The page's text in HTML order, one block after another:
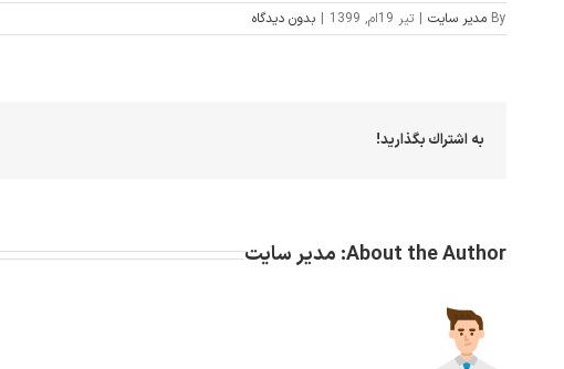
By مدیر سایت | تیر 19ام, 1399 | بدون ديدگاه
به اشتراك بگذاريد!
About the Author: مدیر سایت